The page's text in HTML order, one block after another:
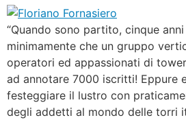
“Quando sono partito, cinque
minimamente che un gruppo
operatori ed appassionati di
ad annotare 7000 iscritti! Eppure
festeggiare il lustro con
degli addetti al mondo delle torri